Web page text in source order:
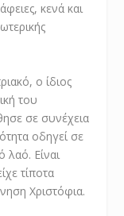
κενά και
ο ίδιος
του
σε συνέχεια
οδηγεί σε
λαό. Είναι
τίποτα
Χριστόφια.